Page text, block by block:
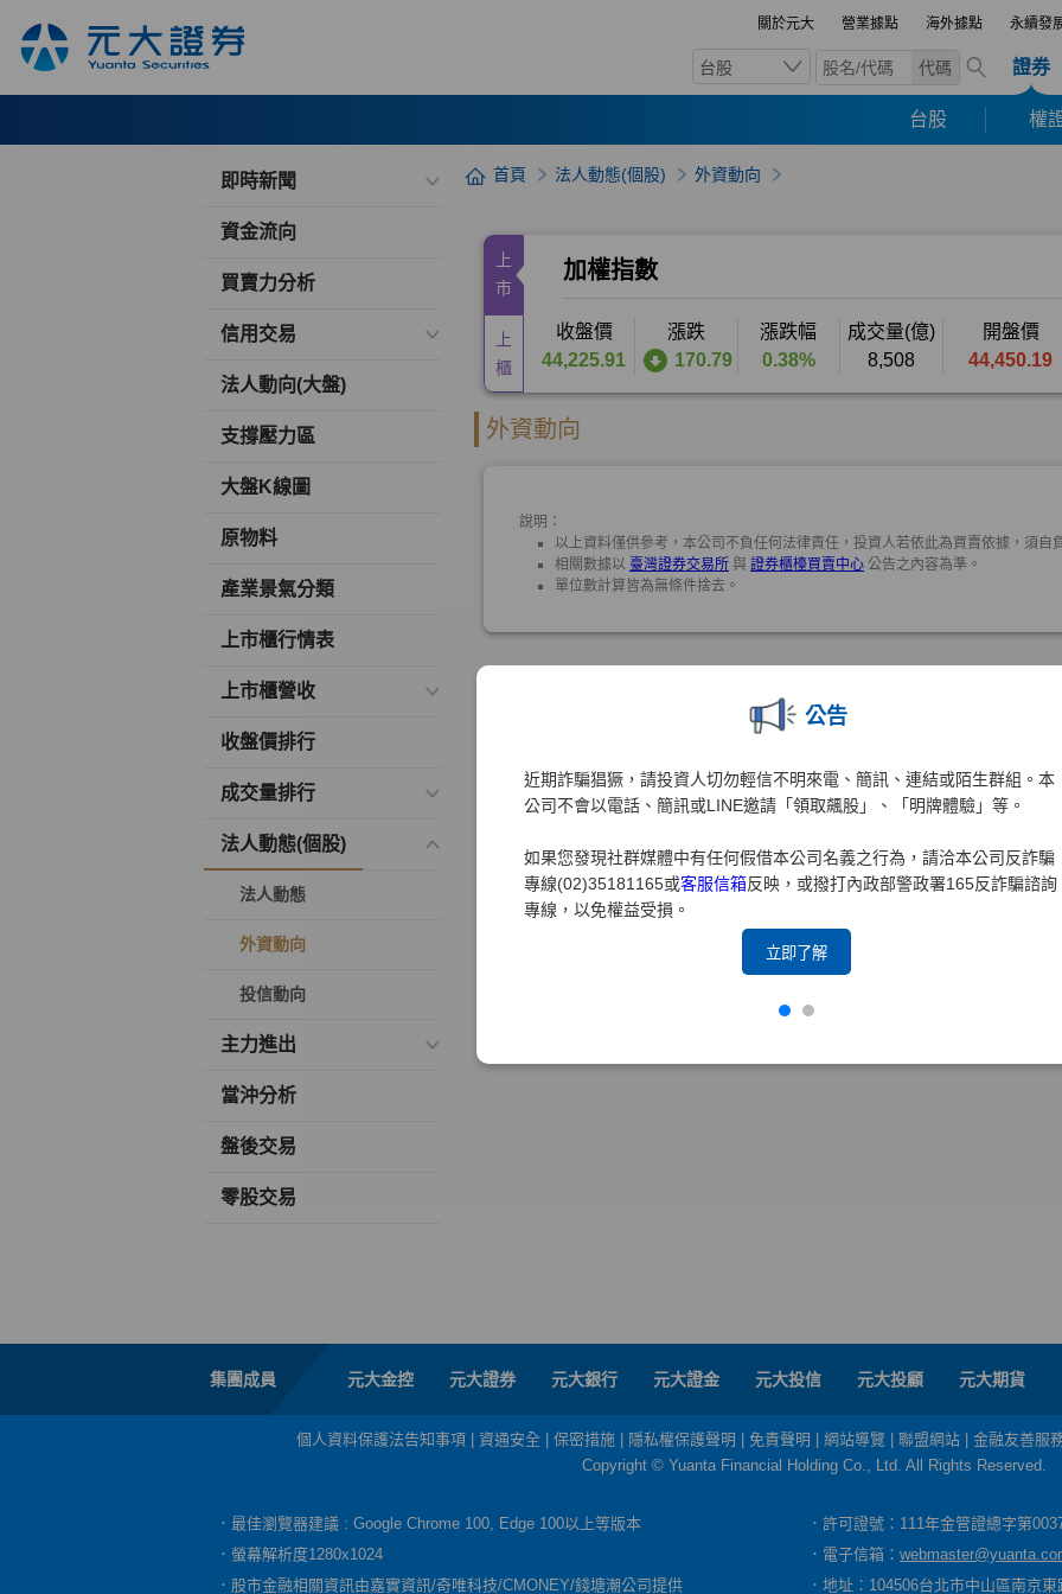
關於元大 營業據點 海外據點 永續發
台股 代碼 證券
台股 權
公告
近期詐騙猖獗，請投資人切勿輕信不明來電、簡訊、連結或陌生群組。本
公司不會以電話、簡訊或LINE邀請「領取飆股」、「明牌體驗」等。
如果您發現社群媒體中有任何假借本公司名義之行為，請洽本公司反詐騙
專線(02)35181165或客服信箱反映，或撥打內政部警政署165反詐騙諮詢
專線，以免權益受損。
立即了解
即時新聞
資金流向
買賣力分析
信用交易
法人動向(大盤)
支撐壓力區
大盤K線圖
原物料
產業景氣分類
上市櫃行情表
上市櫃營收
收盤價排行
成交量排行
法人動態(個股)
法人動態
外資動向
投信動向
主力進出
當沖分析
盤後交易
零股交易
首頁 法人動態(個股) 外資動向
集團成員 元大金控 元大證券 元大銀行 元大證金 元大投信 元大投顧 元大期貨
個人資料保護法告知事項 資通安全 保密措施 隱私權保護聲明 免責聲明 網站導覽 聯盟網站
金融友善服
Copyright © Yuanta Financial Holding Co., Ltd. All Rights Reserved.
．最佳瀏覽器建議 : Google Chrome 100, Edge 100以上等版本
．許可證號：111年金管證總字第
．螢幕解析度1280x1024
．電子信箱：
．股市金融相關資訊由嘉實資訊/奇唯科技/CMONEY/錢塘潮公司提供
．地址：104506台北市中山區南京